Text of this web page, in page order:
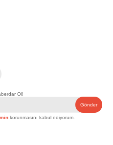
Ol!
Gönder
korunmasını kabul ediyorum.